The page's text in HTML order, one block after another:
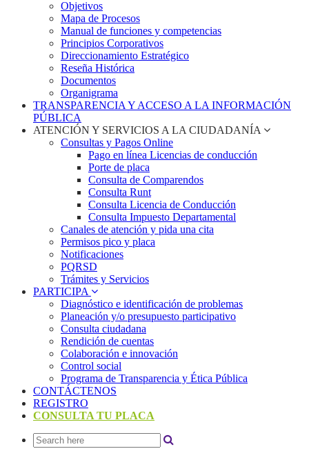
Objetivos
Mapa de Procesos
Manual de funciones y competencias
Principios Corporativos
Direccionamiento Estratégico
Reseña Histórica
Documentos
Organigrama
TRANSPARENCIA Y ACCESO A LA INFORMACIÓN
PÚBLICA
ATENCIÓN Y SERVICIOS A LA CIUDADANÍA
Consultas y Pagos Online
Pago en línea Licencias de conducción
Porte de placa
Consulta de Comparendos
Consulta Runt
Consulta Licencia de Conducción
Consulta Impuesto Departamental
Canales de atención y pida una cita
Permisos pico y placa
Notificaciones
PQRSD
Trámites y Servicios
PARTICIPA
Diagnóstico e identificación de problemas
Planeación y/o presupuesto participativo​
Consulta ciudadana
Rendición de cuentas
Colaboración e innovación
Control social
Programa de Transparencia y Ética Pública
CONTÁCTENOS
REGISTRO
CONSULTA TU PLACA